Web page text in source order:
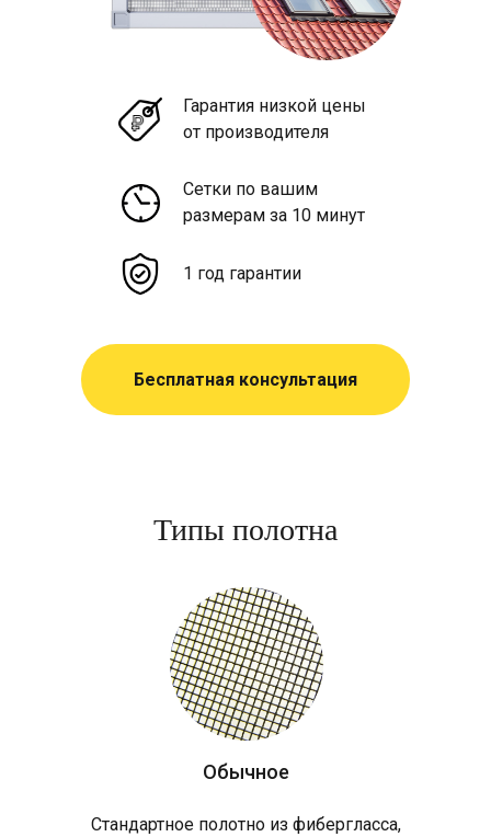
Гарантия низкой цены
от производителя
Сетки по вашим
размерам за 10 минут
1 год гарантии
Бесплатная консультация
Типы полотна
Обычное
Стандартное полотно из фибергласса,